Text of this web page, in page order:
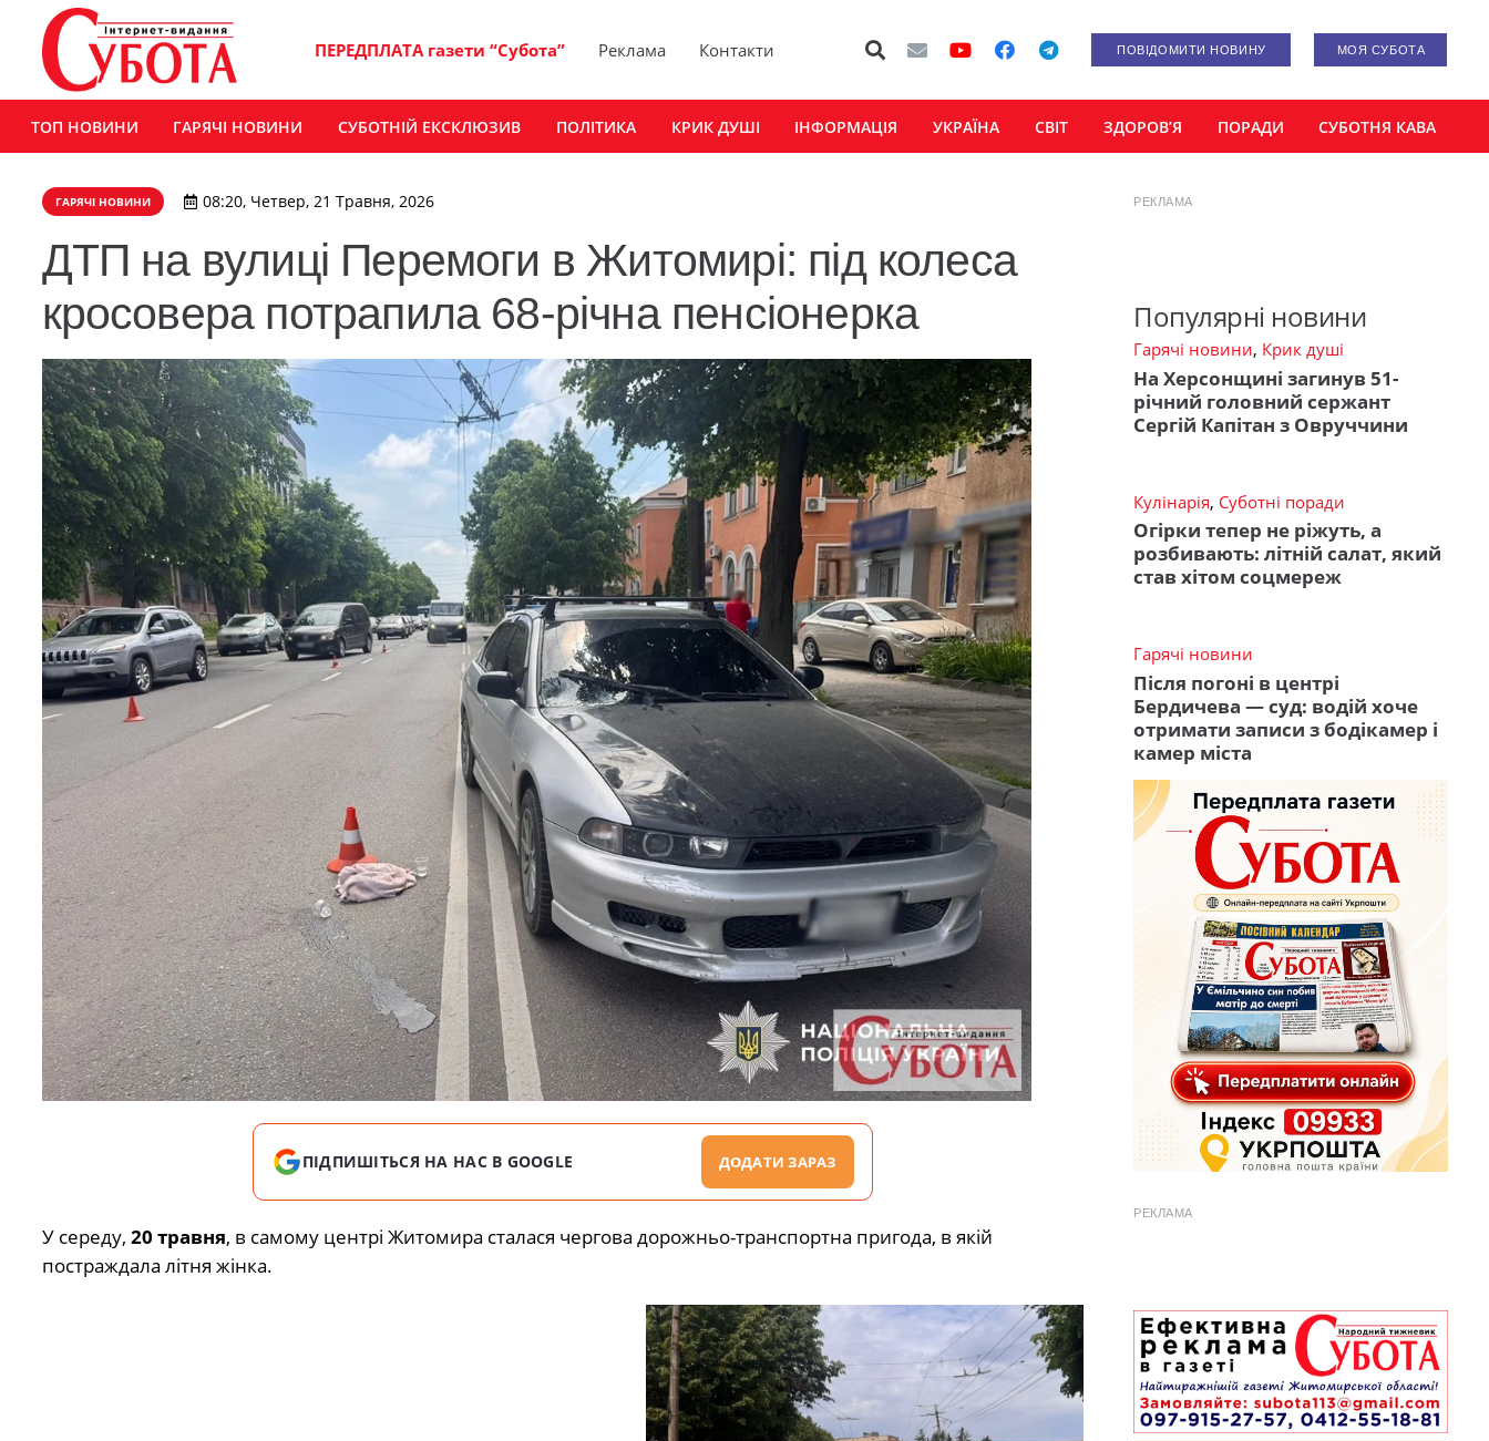
ПЕРЕДПЛАТА газети “Субота” Реклама Контакти ПОВІДОМИТИ НОВИНУ МОЯ СУБОТА
ТОП НОВИНИ ГАРЯЧІ НОВИНИ СУБОТНІЙ ЕКСКЛЮЗИВ ПОЛІТИКА КРИК ДУШІ ІНФОРМАЦІЯ УКРАЇНА СВІТ ЗДОРОВ’Я ПОРАДИ СУБОТНЯ КАВА
ГАРЯЧІ НОВИНИ 08:20, Четвер, 21 Травня, 2026
ДТП на вулиці Перемоги в Житомирі: під колеса
кросовера потрапила 68-річна пенсіонерка
ПІДПИШІТЬСЯ НА НАС В GOOGLE ДОДАТИ ЗАРАЗ
У середу, 20 травня, в самому центрі Житомира сталася чергова дорожньо-транспортна пригода, в якій
постраждала літня жінка.
РЕКЛАМА
Популярні новини
Гарячі новини, Крик душі
На Херсонщині загинув 51-
річний головний сержант
Сергій Капітан з Овруччини
Кулінарія, Суботні поради
Огірки тепер не ріжуть, а
розбивають: літній салат, який
став хітом соцмереж
Гарячі новини
Після погоні в центрі
Бердичева — суд: водій хоче
отримати записи з бодікамер і
камер міста
РЕКЛАМА